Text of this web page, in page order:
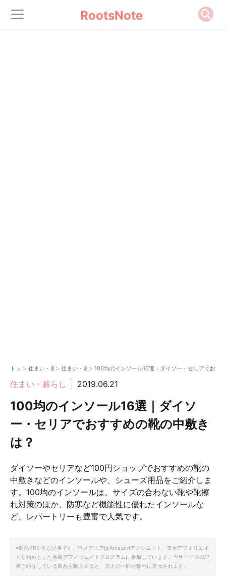
RootsNote
トップ
> 住まい・暮らし
> 住まい・暮らし
> 100均のインソール16選｜ダイソー・セリアでおす
住まい・暮らし 2019.06.21
100均のインソール16選｜ダイソ
ー・セリアでおすすめの靴の中敷き
は？
ダイソーやセリアなど100円ショップでおすすめの靴の
中敷きなどのインソールや、シューズ用品をご紹介しま
す。100均のインソールは、サイズの合わない靴や靴擦
れ対策のほか、防寒など機能性に優れたインソールな
ど、レパートリーも豊富で人気です。
※商品PRを含む記事です。当メディアはAmazonアソシエイト、楽天アフィリエイ
トを始めとした各種アフィリエイトプログラムに参加しています。当サービスの記
事で紹介している商品を購入すると、売上の一部が弊社に還元されます。